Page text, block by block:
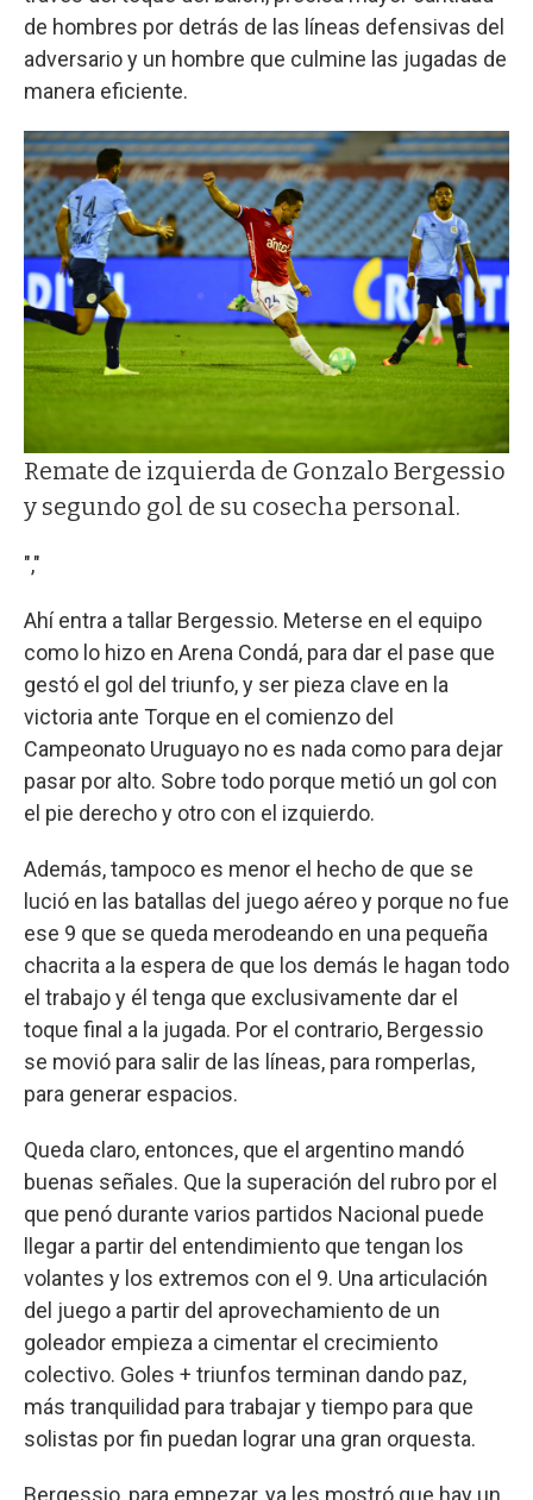
de hombres por detrás de las líneas defensivas del
adversario y un hombre que culmine las jugadas de
manera eficiente.
Remate de izquierda de Gonzalo Bergessio
y segundo gol de su cosecha personal.
","
Ahí entra a tallar Bergessio. Meterse en el equipo
como lo hizo en Arena Condá, para dar el pase que
gestó el gol del triunfo, y ser pieza clave en la
victoria ante Torque en el comienzo del
Campeonato Uruguayo no es nada como para dejar
pasar por alto. Sobre todo porque metió un gol con
el pie derecho y otro con el izquierdo.
Además, tampoco es menor el hecho de que se
lució en las batallas del juego aéreo y porque no fue
ese 9 que se queda merodeando en una pequeña
chacrita a la espera de que los demás le hagan todo
el trabajo y él tenga que exclusivamente dar el
toque final a la jugada. Por el contrario, Bergessio
se movió para salir de las líneas, para romperlas,
para generar espacios.
Queda claro, entonces, que el argentino mandó
buenas señales. Que la superación del rubro por el
que penó durante varios partidos Nacional puede
llegar a partir del entendimiento que tengan los
volantes y los extremos con el 9. Una articulación
del juego a partir del aprovechamiento de un
goleador empieza a cimentar el crecimiento
colectivo. Goles + triunfos terminan dando paz,
más tranquilidad para trabajar y tiempo para que
solistas por fin puedan lograr una gran orquesta.